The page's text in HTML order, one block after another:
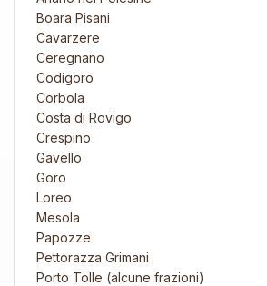
Boara Pisani
Cavarzere
Ceregnano
Codigoro
Corbola
Costa di Rovigo
Crespino
Gavello
Goro
Loreo
Mesola
Papozze
Pettorazza Grimani
Porto Tolle (alcune frazioni)